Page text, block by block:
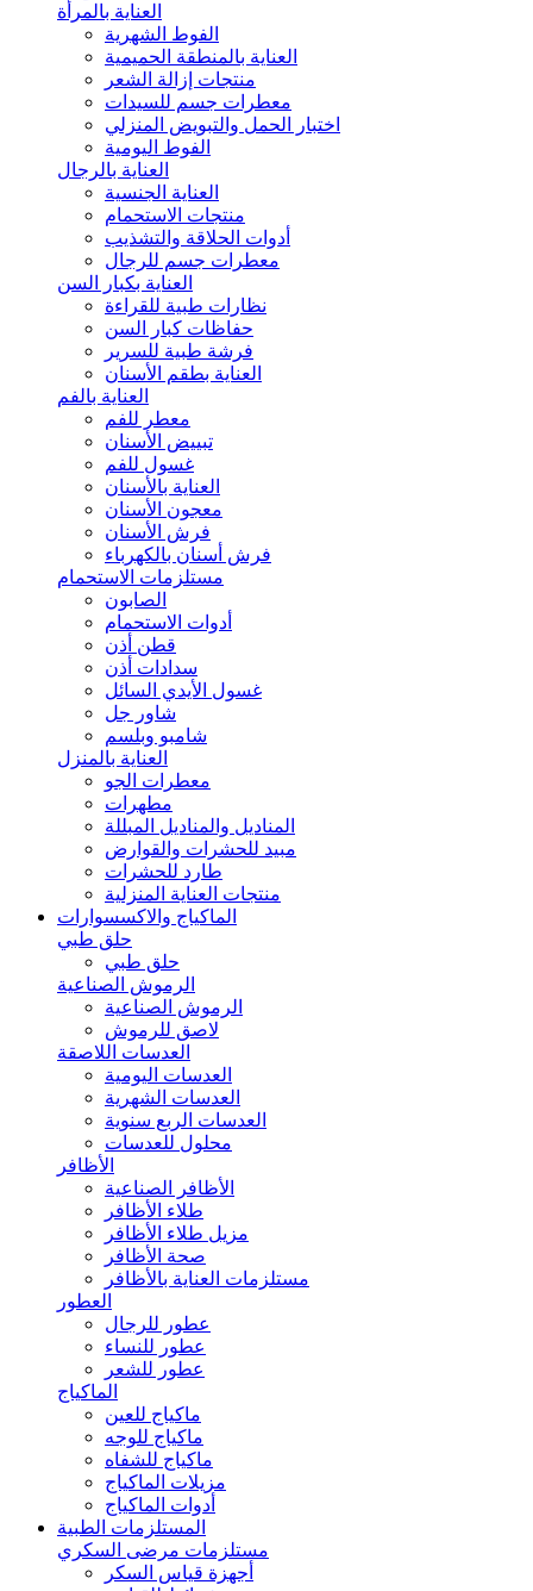
العناية بالمرأة
الفوط الشهرية
العناية بالمنطقة الحميمية
منتجات إزالة الشعر
معطرات جسم للسيدات
اختبار الحمل والتبويض المنزلي
الفوط اليومية
العناية بالرجال
العناية الجنسية
منتجات الاستحمام
أدوات الحلاقة والتشذيب
معطرات جسم للرجال
العناية بكبار السن
نظارات طبية للقراءة
حفاظات كبار السن
فرشة طبية للسرير
العناية بطقم الأسنان
العناية بالفم
معطر للفم
تبييض الأسنان
غسول للفم
العناية بالأسنان
معجون الأسنان
فرش الأسنان
فرش أسنان بالكهرباء
مستلزمات الاستحمام
الصابون
أدوات الاستحمام
قطن أذن
سدادات أذن
غسول الأيدي السائل
شاور جل
شامبو وبلسم
العناية بالمنزل
معطرات الجو
مطهرات
المناديل والمناديل المبللة
مبيد للحشرات والقوارض
طارد للحشرات
منتجات العناية المنزلية
الماكياج والاكسسوارات
حلق طبي
حلق طبي
الرموش الصناعية
الرموش الصناعية
لاصق للرموش
العدسات اللاصقة
العدسات اليومية
العدسات الشهرية
العدسات الربع سنوية
محلول للعدسات
الأظافر
الأظافر الصناعية
طلاء الأظافر
مزيل طلاء الأظافر
صحة الأظافر
مستلزمات العناية بالأظافر
العطور
عطور للرجال
عطور للنساء
عطور للشعر
الماكياج
ماكياج للعين
ماكياج للوجه
ماكياج للشفاه
مزيلات الماكياج
أدوات الماكياج
المستلزمات الطبية
مستلزمات مرضى السكري
أجهزة قياس السكر